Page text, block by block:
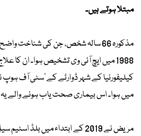
مبتلا ہوتے ہیں۔
مذکورہ 66 سالہ شخص، جن کی شناخت
1988 میں ایچ آئی وی تشخیص ہوا۔ ان کا
کیلیفورنیا کے شہر ڈوارٹے کے 'سٹی آف
میں ہوا۔ اس بیماری صحت یاب ہونے والے
مریض نے 2019 کے ابتداء میں بلڈ